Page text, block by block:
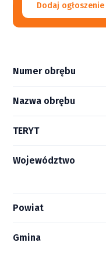
Dodaj ogłoszenie
Numer obrębu
Nazwa obrębu
TERYT
Województwo
Powiat
Gmina